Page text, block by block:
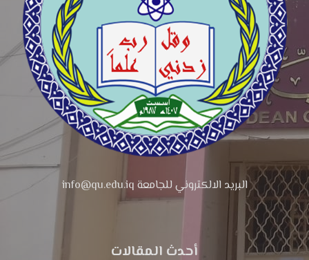
البريد الالكتروني للجامعة info@qu.edu.iq
أحدث المقالات